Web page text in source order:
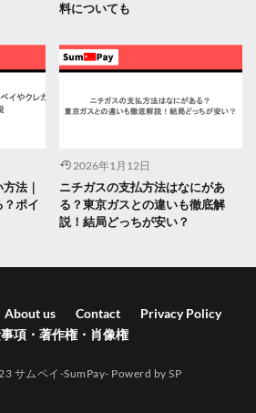
料についても
法｜
？ポイ
2026年1月12日
ニチガスの支払方法はなにがあ
る？東京ガスとの違いも徹底解
説！結局どっちが安い？
About us Contact
Privacy Policy
項・著作権・肖像権
サムペイ-SumPay- Powerd by SP